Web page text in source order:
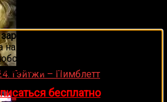
Гэйтжи – Пимблетт
на спорте?
наш Telegram-канал
и другие виды спорта
каждый день!
бесплатно